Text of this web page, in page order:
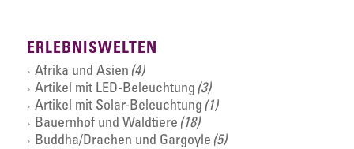
ERLEBNISWELTEN
Afrika und Asien (4)
Artikel mit LED-Beleuchtung (3)
Artikel mit Solar-Beleuchtung (1)
Bauernhof und Waldtiere (18)
Buddha/Drachen und Gargoyle (5)